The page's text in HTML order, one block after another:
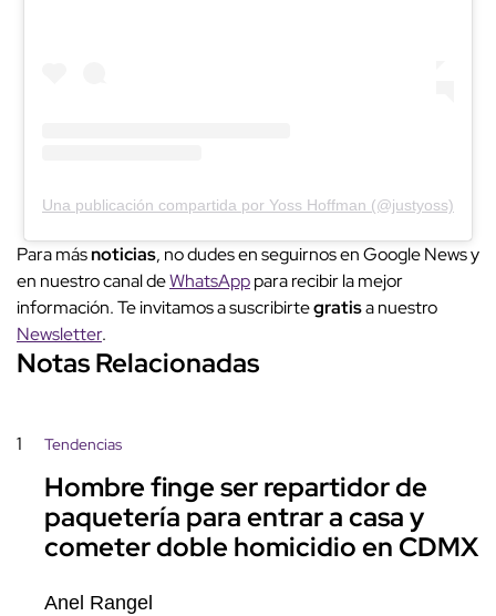
Una publicación compartida por Yoss Hoffman (@justyoss)
Para másnoticias, no dudes en seguirnos en Google News y
en nuestro canal deWhatsApppara recibir la mejor
información. Te invitamos a suscribirtegratisa nuestro
Newsletter.
Notas Relacionadas
1 Tendencias
Hombre finge ser repartidor de
paquetería para entrar a casa y
cometer doble homicidio en CDMX
Anel Rangel